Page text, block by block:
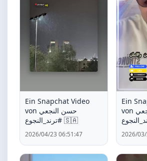
Ein Snapchat Video
von حسن النجعي
#ترند_النجوع 🇸🇦
2026/04/23 06:51:47
Ein
von حسن النجعي
2026/